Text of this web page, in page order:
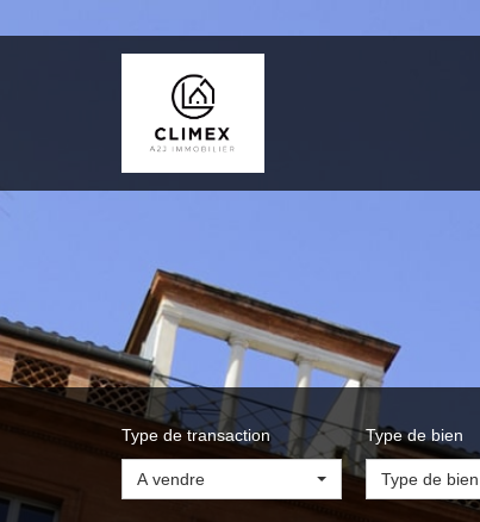
Type de transaction
A vendre
Type de bien
Type de bien